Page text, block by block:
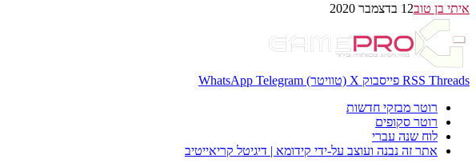
איתי בן טוב12 בדצמבר 2020
RSS Threads פייסבוק X (טוויטר) WhatsApp Telegram
רוטר מבזקי חדשות
רוטר סקופים
לוח שנה עברי
אתר זה נבנה ועוצב על-ידי קידומא | דיגיטל קריאייטיב